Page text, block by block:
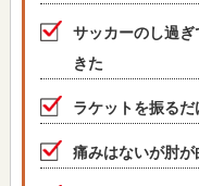
サッカーのし過
きた
ラケットを振る
痛みはないが肘